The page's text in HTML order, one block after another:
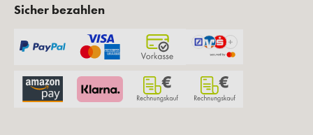
Sicher bezahlen